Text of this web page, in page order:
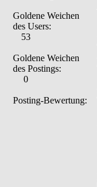
Goldene Weichen
des Users:
53
Goldene Weichen
des Postings:
0
Posting-Bewertung: